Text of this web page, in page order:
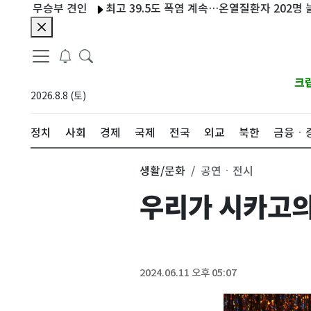
승부 견인 최고 39.5도 폭염 계속…온열질환자 202명 늘어 누
2026.8.8 (토)
크
정치 사회 경제 국제 전국 외교 북한 금융ㆍ
생활/문화 공연ㆍ전시
우리가 시카고
2024.06.11 오후 05:07